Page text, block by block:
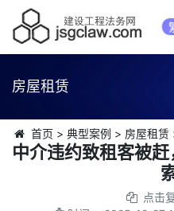
房屋租赁
首页 > 典型案例 > 房屋租赁
中介违约致租客被
点击